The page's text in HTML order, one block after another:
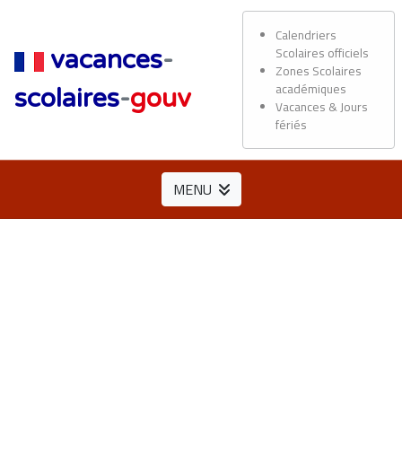
vacances-
scolaires-gouv
Calendriers
Scolaires officiels
Zones Scolaires
académiques
Vacances & Jours
fériés
MENU